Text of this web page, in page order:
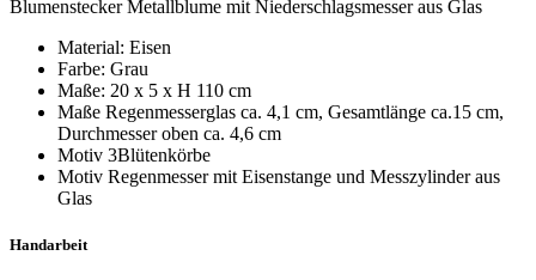
Blumenstecker Metallblume mit Niederschlagsmesser aus Glas
Material: Eisen
Farbe: Grau
Maße: 20 x 5 x H 110 cm
Maße Regenmesserglas ca. 4,1 cm, Gesamtlänge ca.15 cm,
Durchmesser oben ca. 4,6 cm
Motiv 3Blütenkörbe
Motiv Regenmesser mit Eisenstange und Messzylinder aus
Glas
Handarbeit